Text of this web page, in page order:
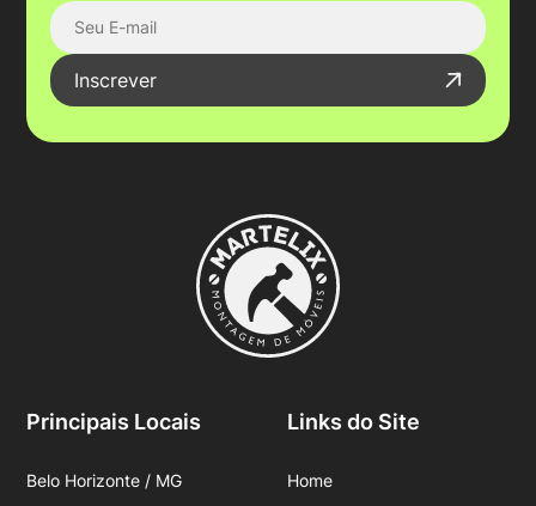
Inscrever
Principais Locais
Belo Horizonte / MG
Links do Site
Home